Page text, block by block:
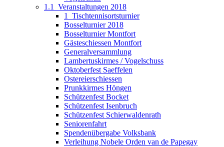
1.1_Veranstaltungen 2018
1_Tischtennisortsturnier
Bosselturnier 2018
Bosselturnier Montfort
Gästeschiessen Montfort
Generalversammlung
Lambertuskirmes / Vogelschuss
Oktoberfest Saeffelen
Ostereierschiessen
Prunkkirmes Höngen
Schützenfest Bocket
Schützenfest Isenbruch
Schützenfest Schierwaldenrath
Seniorenfahrt
Spendenübergabe Volksbank
Verleihung Nobele Orden van de Papegay